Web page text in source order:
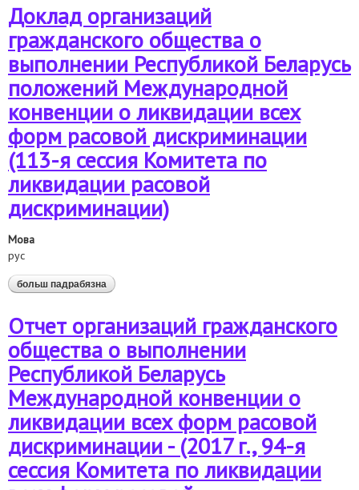
Доклад организаций
гражданского общества о
выполнении Республикой Беларусь
положений Международной
конвенции о ликвидации всех
форм расовой дискриминации
(113-я сессия Комитета по
ликвидации расовой
дискриминации)
Мова
рус
больш падрабязна аб доклад организаций гражданского общества о
выполнении республикой беларусь положений
расовой дискриминации (113-я сессия комитета по
ликвидации расовой дискриминации)
Отчет организаций гражданского
общества о выполнении
Республикой Беларусь
Международной конвенции о
ликвидации всех форм расовой
дискриминации - (2017 г., 94-я
сессия Комитета по ликвидации